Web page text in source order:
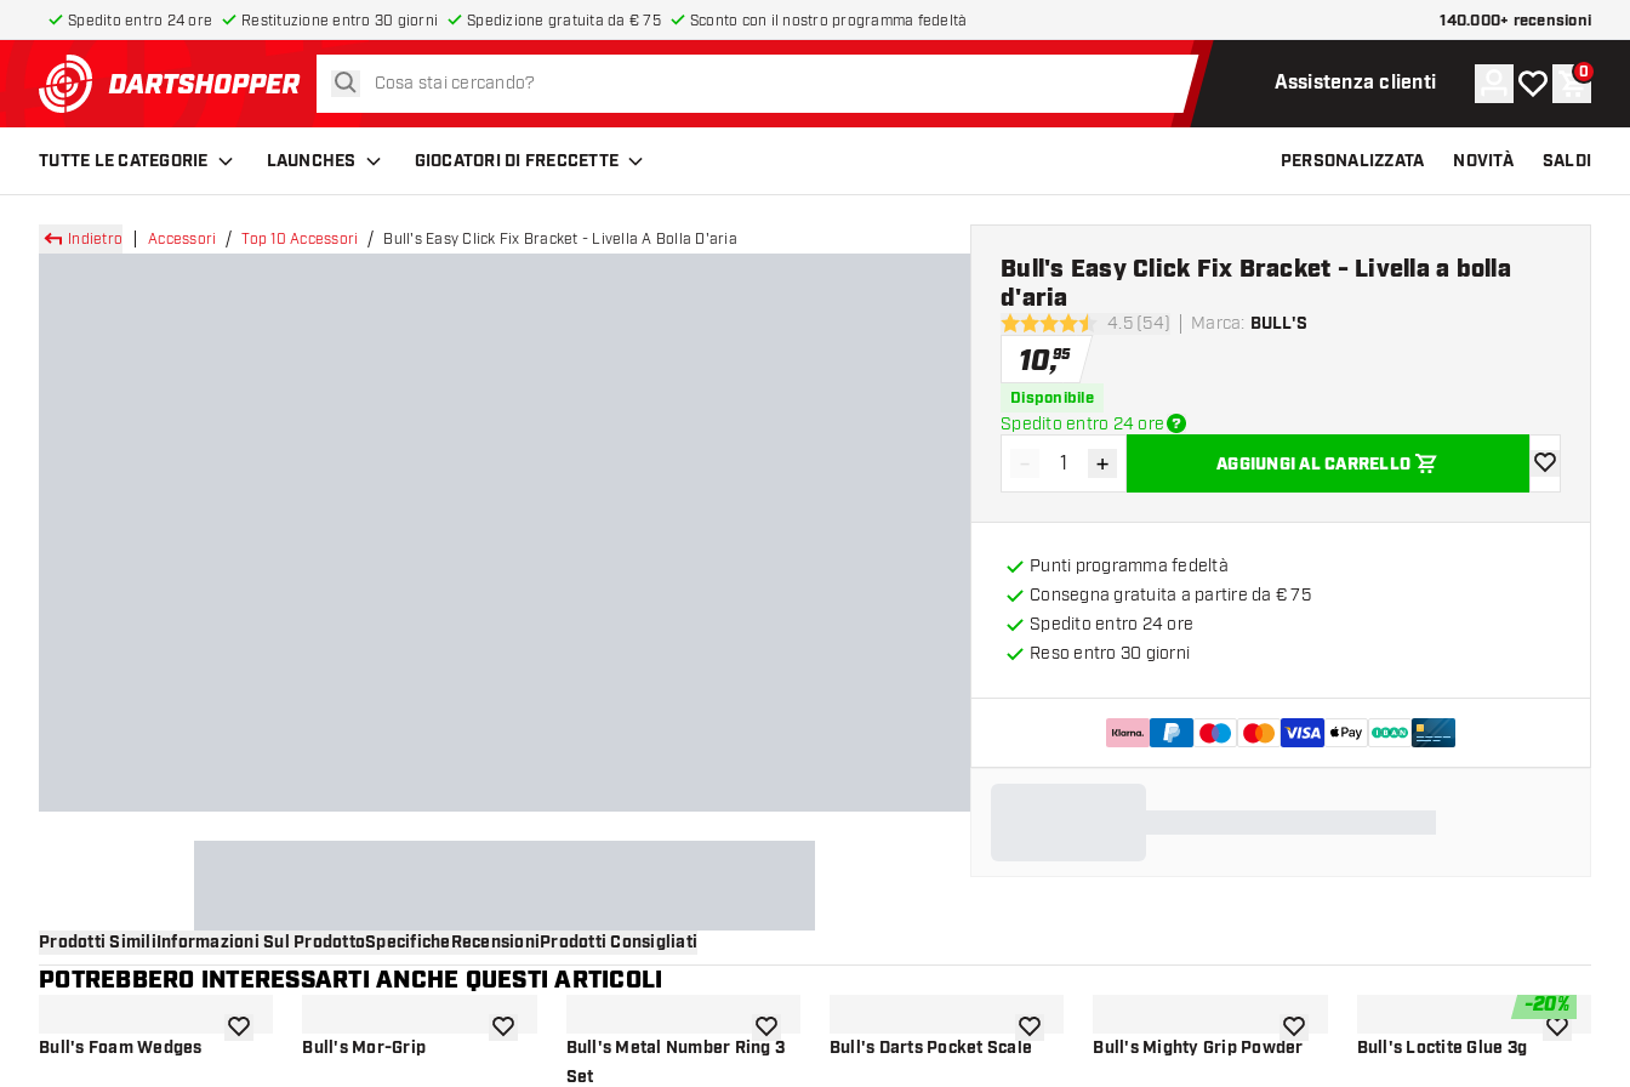
Spedito entro 24 ore Restituzione entro 30 giorni Spedizione gratuita da € 75 Sconto con il nostro programma fedeltà 140.000+ recensioni
torna alla home page
cerca Assistenza clienti Account
La mia lista
0
TUTTE LE CATEGORIE LAUNCHES GIOCATORI DI FRECCETTE PERSONALIZZATA NOVITÀ SALDI
Indietro Accessori Top 10 Accessori Bull's Easy Click Fix Bracket - Livella A Bolla D'aria
4.5 stelle di valutazione
4.5 (54) Marca: BULL'S
Bull's Easy Click Fix Bracket - Livella a bolla
d'aria
10,95
Disponibile
Spedito entro 24 ore
Diminuisci quantità
- Aumenta quantità
+ AGGIUNGI AL CARRELLO
aggiungi
Punti programma fedeltà
Consegna gratuita a partire da € 75
Spedito entro 24 ore
Reso entro 30 giorni
Prodotti SimiliInformazioni Sul ProdottoSpecificheRecensioniProdotti Consigliati
POTREBBERO INTERESSARTI ANCHE QUESTI ARTICOLI
Bull's Foam Wedges aggiungi alla lista dei desideri
Bull's Mor-Grip aggiungi alla lista dei desideri
Bull's Metal Number Ring 3
Set
aggiungi alla lista dei desideri
Bull's Darts Pocket Scaleaggiungi alla lista dei desideri
Bull's Mighty Grip Powderaggiungi alla lista dei desideri
-20%
Bull's Loctite Glue 3g aggiungi